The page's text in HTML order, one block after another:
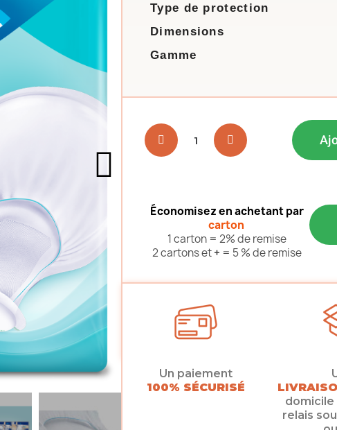
Type de protection
Dimensions
Gamme
Économisez en achetant par
carton
1 carton = 2% de remise
2 cartons et+ = 5 % de remise
Un paiement
100% SÉCURISÉ
domicile
relais